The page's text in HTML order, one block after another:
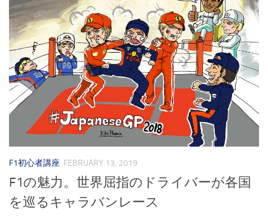
F1初心者講座 FEBRUARY 13, 2019
F1の魅力。世界屈指のドライバーが各国
を巡るキャラバンレース